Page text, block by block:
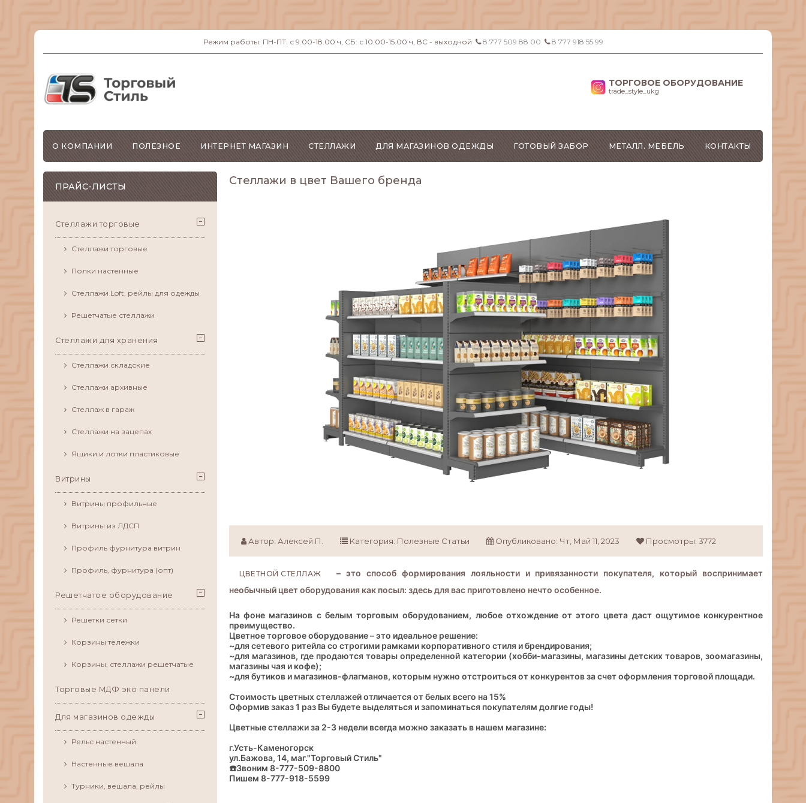
Режим работы: ПН-ПТ: с 9.00-18.00 ч, СБ: с 10.00-15.00 ч, ВС - выходной 8 777 509 88 00 8 777 918 55 99
ТОРГОВОЕ ОБОРУДОВАНИЕ
trade_style_ukg
О КОМПАНИИ ПОЛЕЗНОЕ ИНТЕРНЕТ МАГАЗИН СТЕЛЛАЖИ ДЛЯ МАГАЗИНОВ ОДЕЖДЫ ГОТОВЫЙ ЗАБОР МЕТАЛЛ. МЕБЕЛЬ КОНТАКТЫ
ПРАЙС-ЛИСТЫ
Стеллажи торговые
Стеллажи торговые
Полки настенные
Стеллажи Loft, рейлы для одежды
Решетчатые стеллажи
Стеллажи для хранения
Стеллажи складские
Стеллажи архивные
Стеллаж в гараж
Стеллажи на зацепах
Ящики и лотки пластиковые
Витрины
Витрины профильные
Витрины из ЛДСП
Профиль фурнитура витрин
Профиль, фурнитура (опт)
Решетчатое оборудование
Решетки сетки
Корзины тележки
Корзины, стеллажи решетчатые
Торговые МДФ эко панели
Для магазинов одежды
Рельс настенный
Настенные вешала
Турники, вешала, рейлы
Стеллажи в цвет Вашего бренда
Автор: Алексей П. Категория: Полезные Статьи Опубликовано: Чт, Май 11, 2023 Просмотры: 3772
ЦВЕТНОЙ СТЕЛЛАЖ
– это способ формирования лояльности и привязанности покупателя, который воспринимает
необычный цвет оборудования как посыл: здесь для вас приготовлено нечто особенное.
На фоне магазинов с белым торговым оборудованием, любое отхождение от этого цвета даст ощутимое конкурентное
преимущество.
Цветное торговое оборудование – это идеальное решение:
~для сетевого ритейла со строгими рамками корпоративного стиля и брендирования;
~для магазинов, где продаются товары определенной категории (хобби-магазины, магазины детских товаров, зоомагазины,
магазины чая и кофе);
~для бутиков и магазинов-флагманов, которым нужно отстроиться от конкурентов за счет оформления торговой площади.
Стоимость цветных стеллажей отличается от белых всего на 15%
Оформив заказ 1 раз Вы будете выделяться и запоминаться покупателям долгие годы!
Цветные стеллажи за 2-3 недели всегда можно заказать в нашем магазине:
г.Усть-Каменогорск
ул.Бажова, 14, маг."Торговый Стиль"
☎️Звоним 8-777-509-8800
Пишем 8-777-918-5599